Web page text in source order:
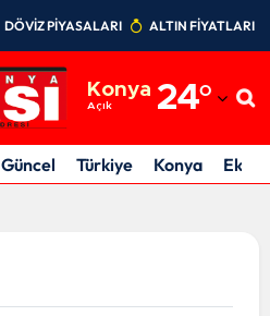
DÖVİZ PİYASALARI ALTIN FİYATLARI
Konya
Açık 24°
Adıyaman
Afyonkarahisar
Güncel Türkiye Konya